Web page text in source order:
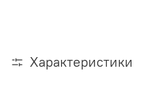
Характеристики